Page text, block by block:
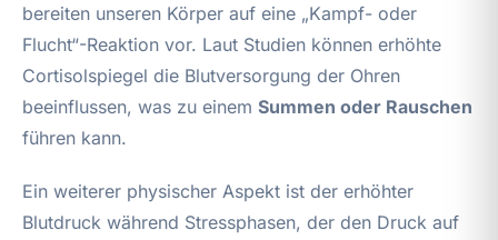
bereiten unseren Körper auf eine „Kampf- oder
Flucht“-Reaktion vor. Laut Studien können erhöhte
Cortisolspiegel die Blutversorgung der Ohren
beeinflussen, was zu einem Summen oder Rauschen
führen kann.
Ein weiterer physischer Aspekt ist der erhöhter
Blutdruck während Stressphasen, der den Druck auf